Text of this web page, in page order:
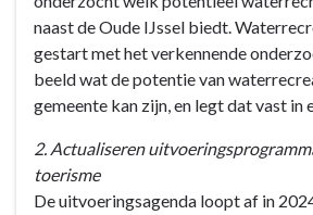
van
Vluchtelingen
Programma
De
werkende
gemeente
Doelen
naast de Oude IJssel biedt.
gestart met het verkennende
beeld wat de potentie van
gemeente kan zijn, en legt dat vast in
2. Actualiseren
toerisme
De uitvoeringsagenda loopt af in